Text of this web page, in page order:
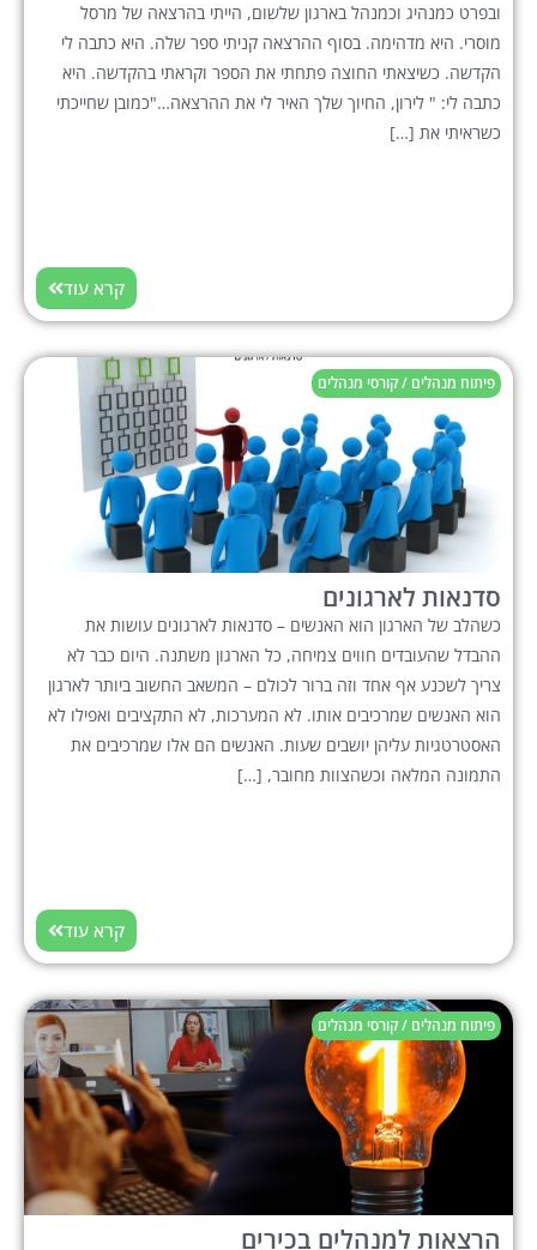
ובפרט כמנהיג וכמנהל בארגון שלשום, הייתי בהרצאה של מרסל
מוסרי. היא מדהימה. בסוף ההרצאה קניתי ספר שלה. היא כתבה לי
הקדשה. כשיצאתי החוצה פתחתי את הספר וקראתי בהקדשה. היא
כתבה לי: " לירון, החיוך שלך האיר לי את ההרצאה…"כמובן שחייכתי
כשראיתי את […]
קרא עוד
פיתוח מנהלים / קורסי מנהלים
סדנאות לארגונים
כשהלב של הארגון הוא האנשים – סדנאות לארגונים עושות את
ההבדל שהעובדים חווים צמיחה, כל הארגון משתנה. היום כבר לא
צריך לשכנע אף אחד וזה ברור לכולם – המשאב החשוב ביותר לארגון
הוא האנשים שמרכיבים אותו. לא המערכות, לא התקציבים ואפילו לא
האסטרטגיות עליהן יושבים שעות. האנשים הם אלו שמרכיבים את
התמונה המלאה וכשהצוות מחובר, […]
קרא עוד
פיתוח מנהלים / קורסי מנהלים
הרצאות למנהלים בכירים